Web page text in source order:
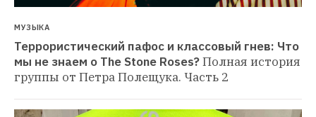
МУЗЫКА
Террористический пафос и классовый гнев: Что
мы не знаем о The Stone Roses?Полная история
группы от Петра Полещука. Часть 2